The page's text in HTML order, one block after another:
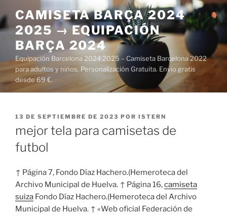
al
contenido
CAMISETA BARÇA 2024
2025 → EQUIPACIÓN
BARÇA 2024
Equipación Barcelona 2024 2025 – Camiseta Barcelona 2022
para adultos y niños. Personalización Gratuita. Envío gratis
desde 69 €.
PUBLICADO
13 DE SEPTIEMBRE DE 2023 POR ISTERN
mejor tela para camisetas de
futbol
↑ Página 7, Fondo Díaz Hachero.(Hemeroteca del
Archivo Municipal de Huelva. ↑ Página 16,camiseta
suiza Fondo Díaz Hachero.(Hemeroteca del Archivo
Municipal de Huelva. ↑ «Web oficial Federación de